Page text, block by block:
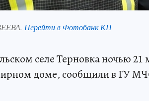
Перейти в Фотобанк КП
селе Терновка ночью
доме, сообщили в ГУ